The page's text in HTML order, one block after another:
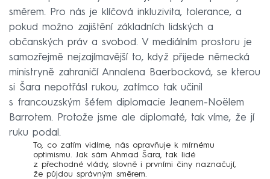
směrem. Pro nás je klíčová inkluzivita, tolerance, a
pokud možno zajištění základních lidských a
občanských práv a svobod. V mediálním prostoru je
samozřejmě nejzajímavější to, když přijede německá
ministryně zahraničí Annalena Baerbocková, se kterou
si Šara nepotřásl rukou, zatímco tak učinil
s francouzským šéfem diplomacie Jeanem-Noëlem
Barrotem. Protože jsme ale diplomaté, tak víme, že jí
ruku podal.
To, co zatím vidíme, nás opravňuje k mírnému
optimismu. Jak sám Ahmad Šara, tak lidé
z přechodné vlády, slovně i prvními činy naznačují,
že půjdou správným směrem.